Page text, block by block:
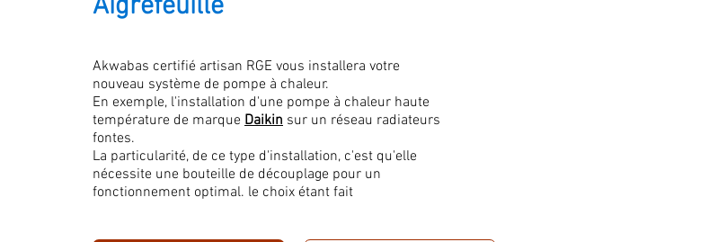
Aigrefeuille
Akwabas certifié artisan RGE vous installera votre
nouveau système de pompe à chaleur.
En exemple, l'installation d'une pompe à chaleur haute
température de marque Daikin sur un réseau radiateurs
fontes.
La particularité, de ce type d'installation, c'est qu'elle
nécessite une bouteille de découplage pour un
fonctionnement optimal. le choix étant fait